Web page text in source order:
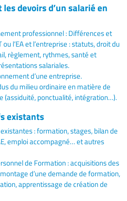
devoirs d’un salarié en
professionnel : Différences et
ou l’EA et l’entreprise : statuts, droit du
règlement, rythmes, santé et
salariales.
d’une entreprise.
du milieu ordinaire en matière de
(assiduité, ponctualité, intégration…).
existants
: formation, stages, bilan de
emploi accompagné… et autres
de Formation : acquisitions des
d’une demande de formation,
apprentissage de création de